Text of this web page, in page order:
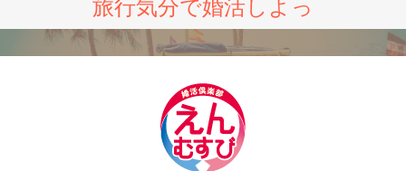
旅行気分で婚活しよっ